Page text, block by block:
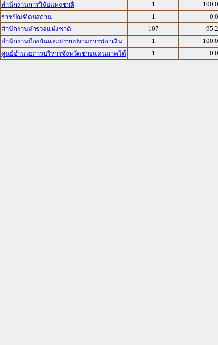
สำนักงานการวิจัยแห่งชาติ 1
ราชบัณฑิตยสถาน
1
สำนักงานตำรวจแห่งชาติ
107
สำนักงานป้องกันและปราบปรามการฟอกเงิน
1
ศูนย์อำนวยการบริหารจังหวัดชายแดนภาคใต้
1